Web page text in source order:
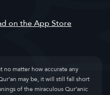
no matter how accurate any
may be, it will still fall short
of the miraculous Qur’anic